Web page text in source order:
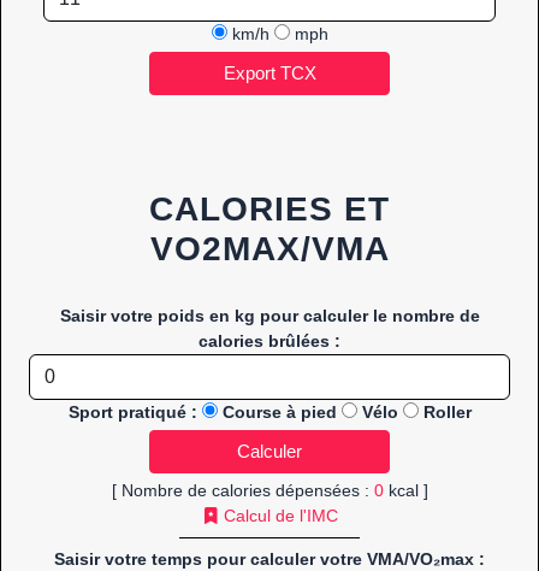
km/h mph
CALORIES ET
VO2MAX/VMA
Saisir votre poids en kg pour calculer le nombre de
calories brûlées :
Sport pratiqué : Course à pied Vélo Roller
[ Nombre de calories dépensées : 0kcal ]
Calcul de l'IMC
Saisir votre temps pour calculer votre VMA/VO₂max :